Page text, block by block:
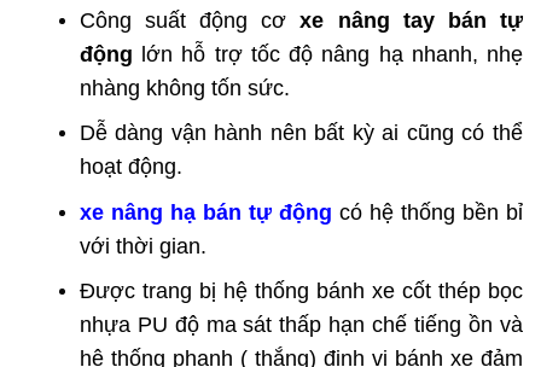
Công suất động cơxe nâng tay bán tự
động lớn hỗ trợ tốc độ nâng hạ nhanh, nhẹ
nhàng không tốn sức.
Dễ dàng vận hành nên bất kỳ ai cũng có thể
hoạt động.
xe nâng hạ bán tự động có hệ thống bền bỉ
với thời gian.
Được trang bị hệ thống bánh xe cốt thép bọc
nhựa PU độ ma sát thấp hạn chế tiếng ồn và
hệ thống phanh ( thắng) định vị bánh xe đảm